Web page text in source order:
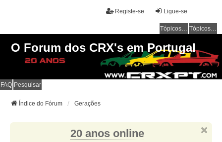
Ligue-se
Registe-se
Tópicos sem resposta Tópicos ativos
O Forum dos CRX's em Portugal
FAQ Pesquisar
Índice do Fórum Gerações
20 anos online